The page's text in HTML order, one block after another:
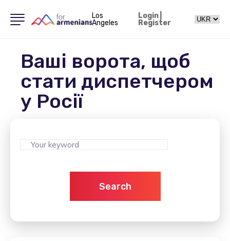
Los
Angeles
Login|
Register
Ваші ворота, щоб
стати диспетчером
у Росії
Search